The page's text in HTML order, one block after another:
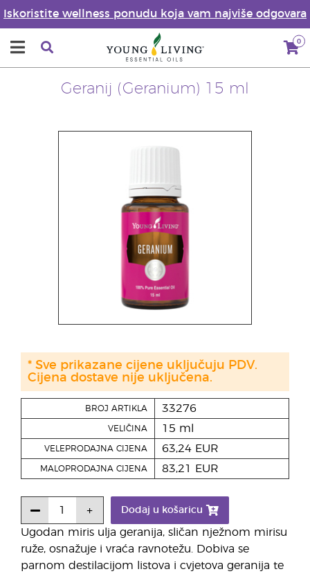
Iskoristite wellness ponudu koja vam najviše odgovara
0
Geranij (Geranium) 15 ml
Ugodan miris ulja geranija, sličan nježnom mirisu
ruže, osnažuje i vraća ravnotežu. Dobiva se
parnom destilacijom listova i cvjetova geranija te
BROJ ARTIKLA 33276
VELIČINA 15 ml
VELEPRODAJNA CIJENA 63,24 EUR
MALOPRODAJNA CIJENA 83,21 EUR
Dodaj u košaricu
* Sve prikazane cijene uključuju PDV.
Cijena dostave nije uključena.